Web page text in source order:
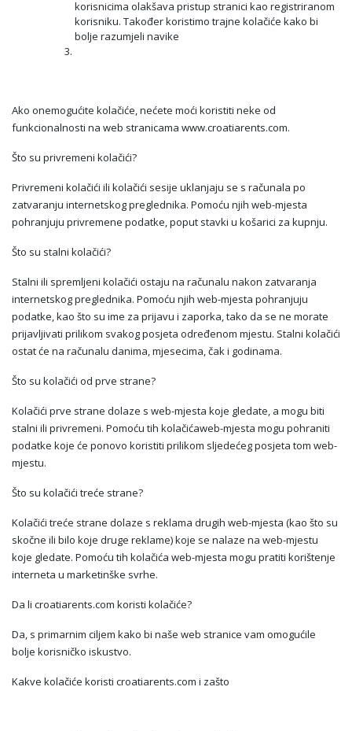
korisnicima olakšava pristup stranici kao registriranom
korisniku. Također koristimo trajne kolačiće kako bi
bolje razumjeli navike
Ako onemogućite kolačiće, nećete moći koristiti neke od
funkcionalnosti na web stranicama www.croatiarents.com.
Što su privremeni kolačići?
Privremeni kolačići ili kolačići sesije uklanjaju se s računala po
zatvaranju internetskog preglednika. Pomoću njih web-mjesta
pohranjuju privremene podatke, poput stavki u košarici za kupnju.
Što su stalni kolačići?
Stalni ili spremljeni kolačići ostaju na računalu nakon zatvaranja
internetskog preglednika. Pomoću njih web-mjesta pohranjuju
podatke, kao što su ime za prijavu i zaporka, tako da se ne morate
prijavljivati prilikom svakog posjeta određenom mjestu. Stalni kolačići
ostat će na računalu danima, mjesecima, čak i godinama.
Što su kolačići od prve strane?
Kolačići prve strane dolaze s web-mjesta koje gledate, a mogu biti
stalni ili privremeni. Pomoću tih kolačićaweb-mjesta mogu pohraniti
podatke koje će ponovo koristiti prilikom sljedećeg posjeta tom web-
mjestu.
Što su kolačići treće strane?
Kolačići treće strane dolaze s reklama drugih web-mjesta (kao što su
skočne ili bilo koje druge reklame) koje se nalaze na web-mjestu
koje gledate. Pomoću tih kolačića web-mjesta mogu pratiti korištenje
interneta u marketinške svrhe.
Da li croatiarents.com koristi kolačiće?
Da, s primarnim ciljem kako bi naše web stranice vam omogućile
bolje korisničko iskustvo.
Kakve kolačiće koristi croatiarents.com i zašto